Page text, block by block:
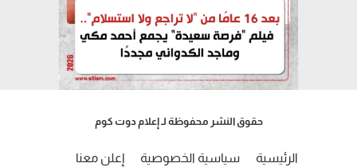
حقوق النشر محفوظة لـ إعلام دوت كوم
الرئيسية سياسية الخصوصية إعلن معنا